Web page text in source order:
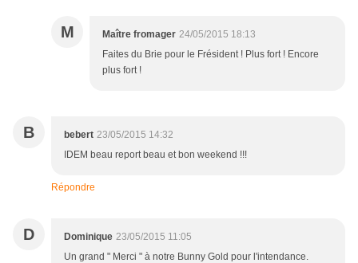
M Maître fromager 24/05/2015 18:13
Faites du Brie pour le Frésident ! Plus fort ! Encore
plus fort !
B bebert 23/05/2015 14:32
IDEM beau report beau et bon weekend !!!
Répondre
D Dominique 23/05/2015 11:05
Un grand " Merci " à notre Bunny Gold pour l'intendance.